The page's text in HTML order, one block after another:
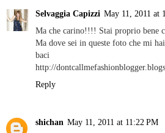
Selvaggia Capizzi May 11, 2011 at
Ma che carino!!!! Stai proprio bene
Ma dove sei in queste foto che mi
baci
http://
Reply
shichan May 11, 2011 at 11:22 PM